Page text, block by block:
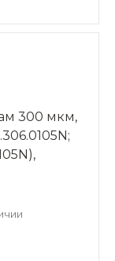
300 мкм,